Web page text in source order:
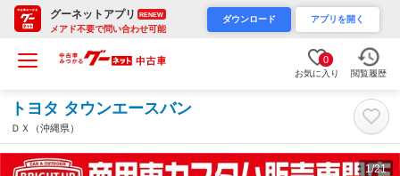
グーネットアプリ RENEW
メアド不要で問い合わせ可能
ダウンロード アプリを開く
0
お気に入り 閲覧履歴
トヨタ タウンエースバン
ＤＸ（沖縄県）
1 /21